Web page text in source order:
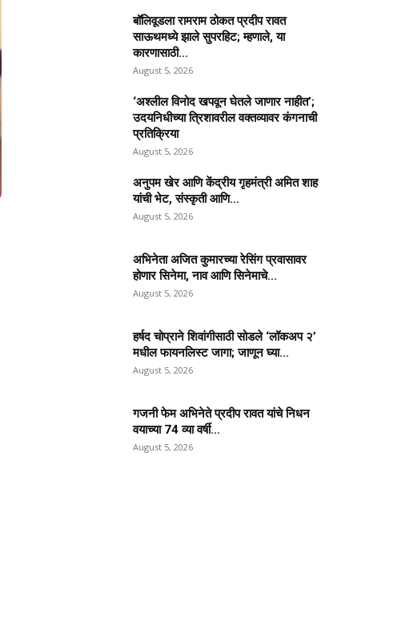
बॉलिवूडला रामराम ठोकत प्रदीप रावत
साऊथमध्ये झाले सुपरहिट; म्हणाले, या
कारणासाठी...
August 5, 2026
‘अश्लील विनोद खपवून घेतले जाणार नाहीत’;
उदयनिधीच्या त्रिशावरील वक्तव्यावर कंगनाची
प्रतिक्रिया
August 5, 2026
अनुपम खेर आणि केंद्रीय गृहमंत्री अमित शाह
यांची भेट, संस्कृती आणि...
August 5, 2026
अभिनेता अजित कुमारच्या रेसिंग प्रवासावर
होणार सिनेमा, नाव आणि सिनेमाचे...
August 5, 2026
हर्षद चोप्राने शिवांगीसाठी सोडले ‘लॉकअप २’
मधील फायनलिस्ट जागा; जाणून घ्या...
August 5, 2026
गजनी फेम अभिनेते प्रदीप रावत यांचे निधन
वयाच्या 74 व्या वर्षी...
August 5, 2026